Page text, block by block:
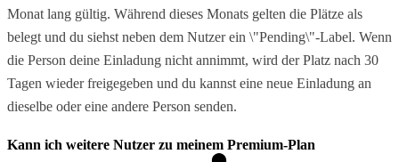
Monat lang gültig. Während dieses Monats gelten die Plätze als
belegt und du siehst neben dem Nutzer ein \"Pending\"-Label. Wenn
die Person deine Einladung nicht annimmt, wird der Platz nach 30
Tagen wieder freigegeben und du kannst eine neue Einladung an
dieselbe oder eine andere Person senden.
Kann ich weitere Nutzer zu meinem Premium-Plan